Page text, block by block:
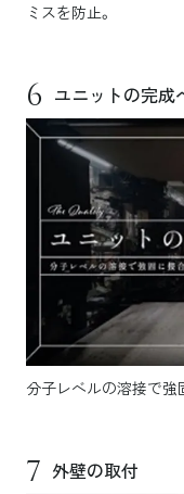
ミスを防止。
6 ユニットの完成
分子レベルの溶接で強
7 外壁の取付